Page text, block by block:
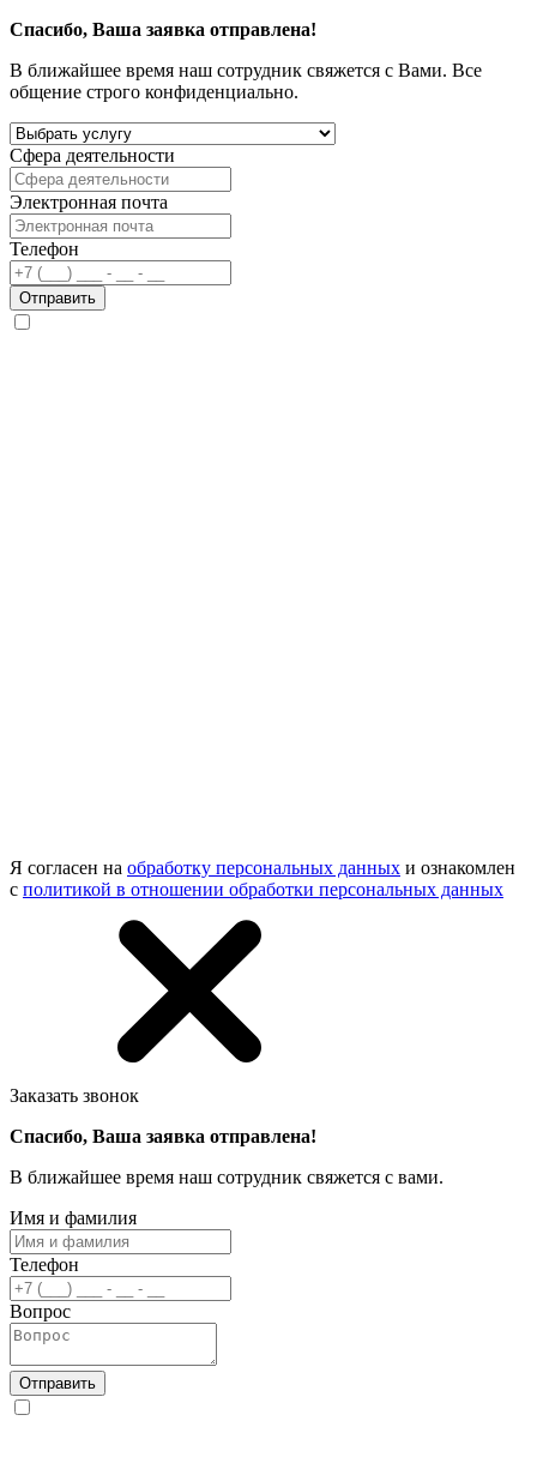
Спасибо, Ваша заявка отправлена!
В ближайшее время наш сотрудник свяжется с Вами. Все
общение строго конфиденциально.
Сфера деятельности
Электронная почта
Телефон
Отправить
Я согласен на обработку персональных данных и ознакомлен
с политикой в отношении обработки персональных данных
Заказать звонок
Спасибо, Ваша заявка отправлена!
В ближайшее время наш сотрудник свяжется с вами.
Имя и фамилия
Телефон
Вопрос
Отправить